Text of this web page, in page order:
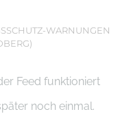
WARNUNGEN
Feed funktioniert
noch einmal.